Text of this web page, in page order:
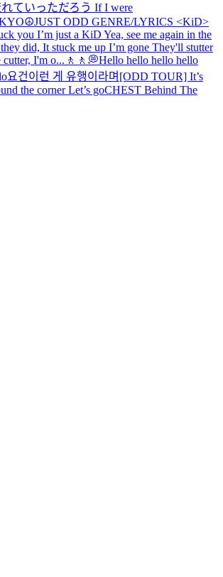
ていっただろう If I were
JUST ODD GENRE/LYRICS <KiD>
you I’m just a KiD Yea, see me again in the
did, It stuck me up I’m gone They'll stutter
I'm o... 🚶🚶💭Hello hello hello hello
요건이런 게 유행이라며 [ODD TOUR] It’s
the corner Let’s goCHEST Behind The